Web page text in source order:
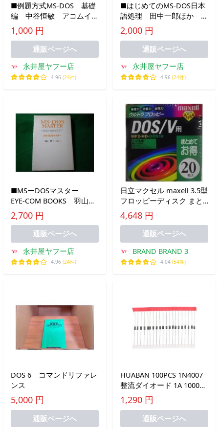
■例題方式MS-DOS 基礎
編 中谷恒敏 アコムイン
ターナショナル
■FASD2026032416■
1,000 円
通販ページへ
永井屋ヤフー店
4.96 (24件)
■はじめてのMS-DOS日本
語処理 田中一郎ほか 新
星出版社
■FASD2026032412■
2,000 円
通販ページへ
永井屋ヤフー店
4.96 (24件)
■MSーDOSマスター
EYE-COM BOOKS 羽山
博 アスキー
■FASD2026042123■
2,700 円
通販ページへ
永井屋ヤフー店
4.96 (24件)
日立マクセル maxell 3.5型
フロッピーディスク まと
めてお得 20枚 2HD
Windowsですぐ使える
MS-DOSフォーマット済
MF2-
4,648 円
通販ページへ
BRAND BRAND 3
4.04 (54件)
DOS 6 コマンドリファレ
ンス
5,000 円
通販ページへ
HUABAN 100PCS 1N4007
整流ダイオード 1A 1000V
DO-41 (DO-204AL) Axial
4007 1 Amp 100
1,290 円
通販ページへ